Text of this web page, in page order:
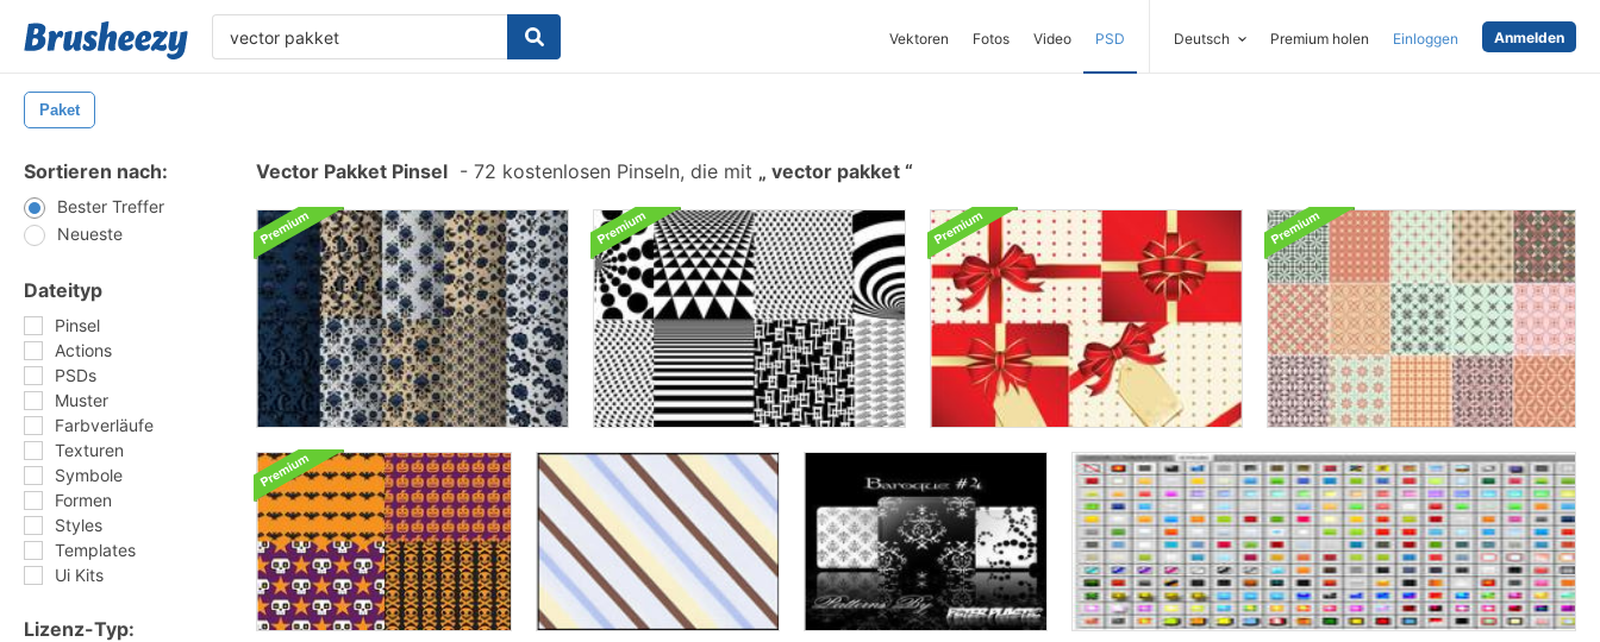
Vektoren Fotos Video PSD Deutsch Premium holen Einloggen Anmelden
Paket
Sortieren nach:
Bester Treffer
Neueste
Dateityp
Pinsel
Actions
PSDs
Muster
Farbverläufe
Texturen
Symbole
Formen
Styles
Templates
Ui Kits
Lizenz-Typ:
Vector Pakket Pinsel - 72 kostenlosen Pinseln, die mit vector pakket